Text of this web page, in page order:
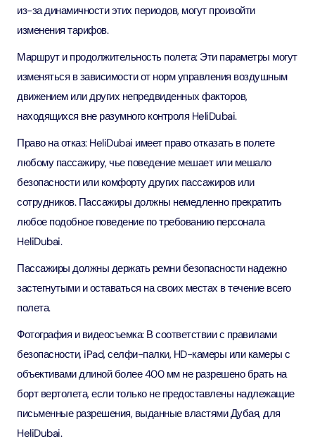
из-за динамичности этих периодов, могут произойти
изменения тарифов.
Маршрут и продолжительность полета: Эти параметры могут
изменяться в зависимости от норм управления воздушным
движением или других непредвиденных факторов,
находящихся вне разумного контроля HeliDubai.
Право на отказ: HeliDubai имеет право отказать в полете
любому пассажиру, чье поведение мешает или мешало
безопасности или комфорту других пассажиров или
сотрудников. Пассажиры должны немедленно прекратить
любое подобное поведение по требованию персонала
HeliDubai.
Пассажиры должны держать ремни безопасности надежно
застегнутыми и оставаться на своих местах в течение всего
полета.
Фотография и видеосъемка: В соответствии с правилами
безопасности, iPad, селфи-палки, HD-камеры или камеры с
объективами длиной более 400 мм не разрешено брать на
борт вертолета, если только не предоставлены надлежащие
письменные разрешения, выданные властями Дубая, для
HeliDubai.